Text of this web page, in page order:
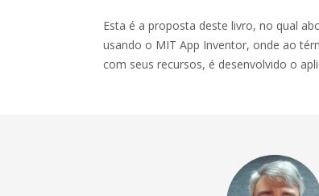
Esta é a proposta deste livro, no qual
usando o MIT App Inventor, onde ao
com seus recursos, é desenvolvido o